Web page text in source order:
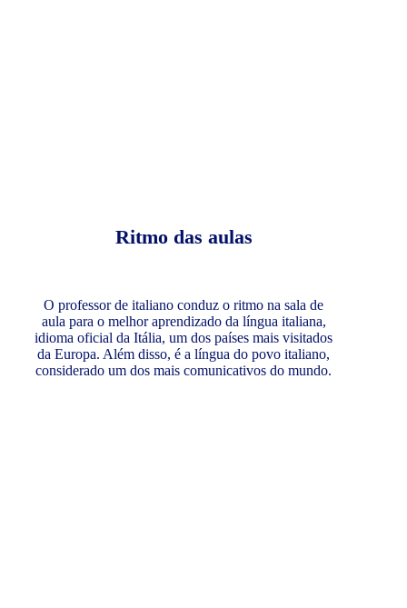
Ritmo das aulas
O professor de italiano conduz o ritmo na sala de
aula para o melhor aprendizado da língua italiana,
idioma oficial da Itália, um dos países mais visitados
da Europa. Além disso, é a língua do povo italiano,
considerado um dos mais comunicativos do mundo.